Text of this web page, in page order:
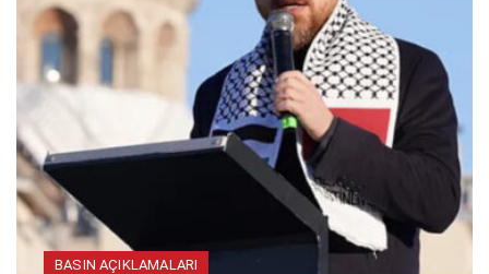
BASIN AÇIKLAMALARI